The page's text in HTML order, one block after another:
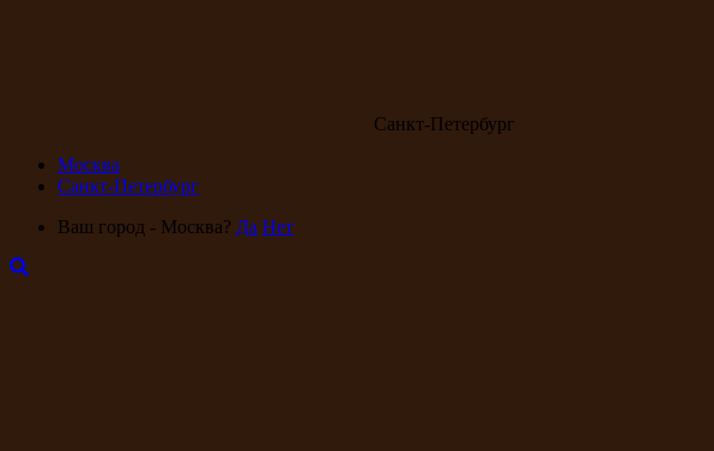
Санкт-Петербург
Москва
Санкт-Петербург
Ваш город - Москва? Да Нет